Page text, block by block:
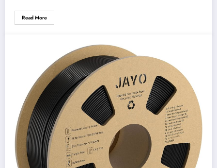
Read More